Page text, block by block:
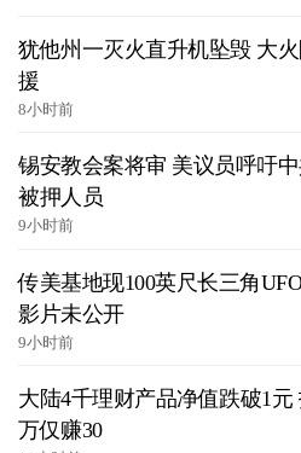
犹他州一灭火直升机坠毁 大
援
8小时前
锡安教会案将审 美议员呼吁
被押人员
9小时前
传美基地现100英尺长三角
影片未公开
9小时前
大陆4千理财产品净值跌破1元
万仅赚30